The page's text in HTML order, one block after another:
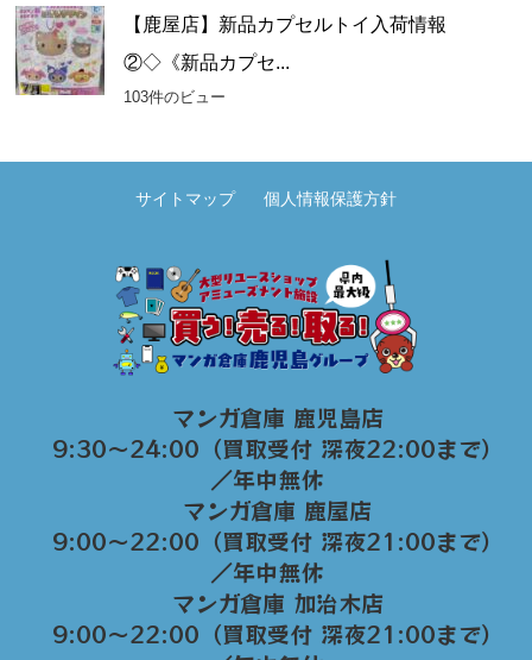
【鹿屋店】新品カプセルトイ入荷情報
②◇《新品カプセ...
103件のビュー
サイトマップ 個人情報保護方針
マンガ倉庫 鹿児島店
9:30～24:00（買取受付 深夜22:00まで）
／年中無休
マンガ倉庫 鹿屋店
9:00～22:00（買取受付 深夜21:00まで）
／年中無休
マンガ倉庫 加治木店
9:00〜22:00（買取受付 深夜21:00まで）